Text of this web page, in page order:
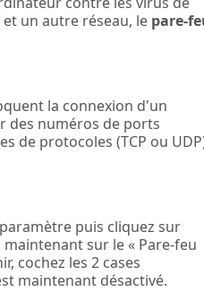
un autre réseau, le pare-
la connexion d'un
des numéros de ports
de protocoles (TCP ou
puis cliquez sur
sur le « Pare-feu
cochez les 2 cases
maintenant désactivé.